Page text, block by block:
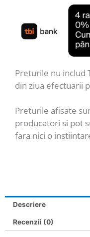
Preturile nu includ
din ziua efectuarii
Preturile afisate
producatori si pot
fara nici o
Descriere
Recenzii (0)